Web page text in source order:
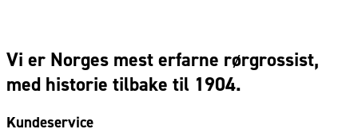
Vi er Norges mest erfarne rørgrossist,
med historie tilbake til 1904.
Kundeservice